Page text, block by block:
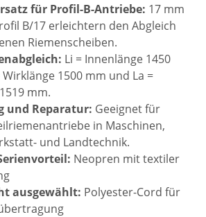
für Profil-B-Antriebe: 17 mm
B/17 erleichtern den Abgleich
Riemenscheiben.
Li = Innenlänge 1450
1500 mm und La =
mm.
und Reparatur: Geeignet für
in Maschinen,
und Landtechnik.
Neopren mit textiler
ausgewählt: Polyester-Cord für